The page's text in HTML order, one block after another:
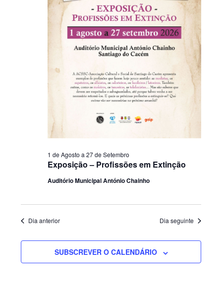
Exposição – Profissões em Extinção
1 de Agosto a 27 de Setembro
Auditório Municipal António Chainho
Dia anterior Dia seguinte
SUBSCREVER O CALENDÁRIO